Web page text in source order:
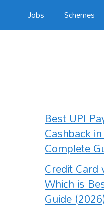
Jobs Schemes
Best UPI
Cashback
Complete
Credit Card
Which is
Guide